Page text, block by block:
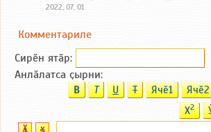
2022, 07, 01
Комментариле
Сирӗн ятӑp:
Анлӑлатса ҫырни:
B T U T Ячӗ1 Ячӗ2
X2